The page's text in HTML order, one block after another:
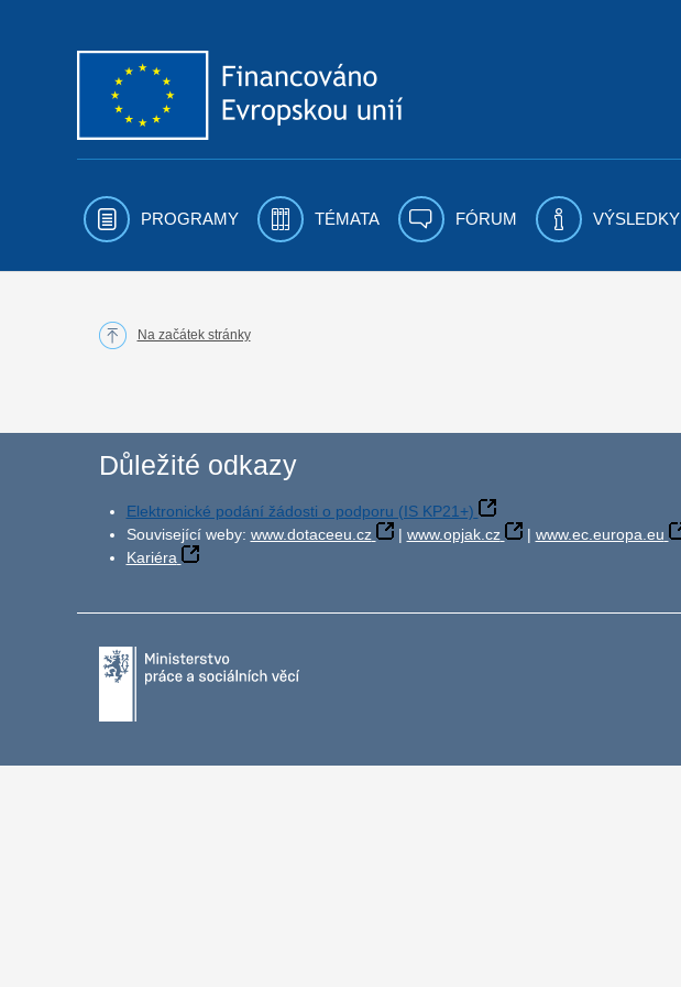
PROGRAMY TÉMATA FÓRUM VÝSLEDKY
Na začátek stránky
Důležité odkazy
Elektronické podání žádosti o podporu (IS KP21+)
Související weby: www.dotaceeu.cz | www.opjak.cz | www.ec.europa.eu
Kariéra